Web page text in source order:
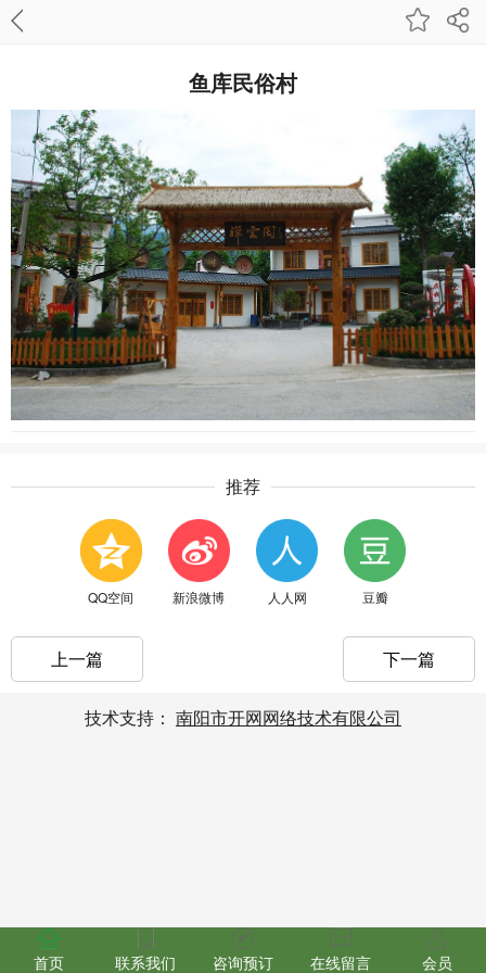
鱼库民俗村
推荐
QQ空间 新浪微博 人人网 豆瓣
上一篇 下一篇
技术支持： 南阳市开网网络技术有限公司
首页 联系我们 咨询预订 在线留言 会员